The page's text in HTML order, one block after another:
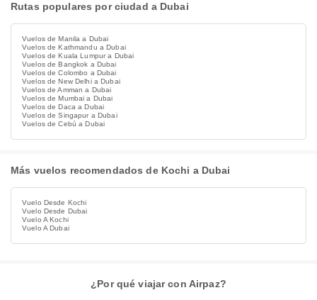
Rutas populares por ciudad a Dubai
Vuelos de Manila a Dubai
Vuelos de Kathmandu a Dubai
Vuelos de Kuala Lumpur a Dubai
Vuelos de Bangkok a Dubai
Vuelos de Colombo a Dubai
Vuelos de New Delhi a Dubai
Vuelos de Amman a Dubai
Vuelos de Mumbai a Dubai
Vuelos de Daca a Dubai
Vuelos de Singapur a Dubai
Vuelos de Cebú a Dubai
Más vuelos recomendados de Kochi a Dubai
Vuelo Desde Kochi
Vuelo Desde Dubai
Vuelo A Kochi
Vuelo A Dubai
¿Por qué viajar con Airpaz?